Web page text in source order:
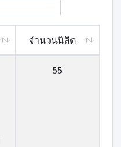
จำนวนนิสิต
55